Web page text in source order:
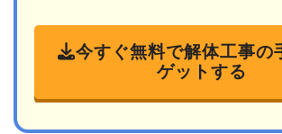
今すぐ無料で解体工事の
ゲットする